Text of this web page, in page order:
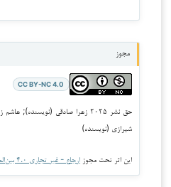
مجوز
CC BY-NC 4.0
حق نشر ۲۰۲۵ زهرا صادقی
شیرازی (نویسنده)
این اثر تحت مجوز ارجاع - غیر تجاری ۴.۰ بین‌المللی